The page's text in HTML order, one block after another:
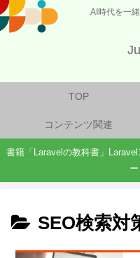
AI時代を一
TOP
コンテンツ関連
書籍「Laravelの教科書」
SEO検索対